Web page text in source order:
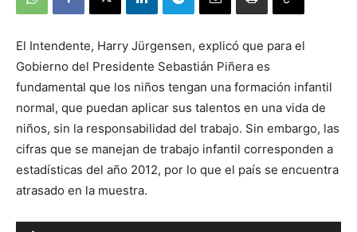
El Intendente, Harry Jürgensen, explicó que para el
Gobierno del Presidente Sebastián Piñera es
fundamental que los niños tengan una formación infantil
normal, que puedan aplicar sus talentos en una vida de
niños, sin la responsabilidad del trabajo. Sin embargo, las
cifras que se manejan de trabajo infantil corresponden a
estadísticas del año 2012, por lo que el país se encuentra
atrasado en la muestra.